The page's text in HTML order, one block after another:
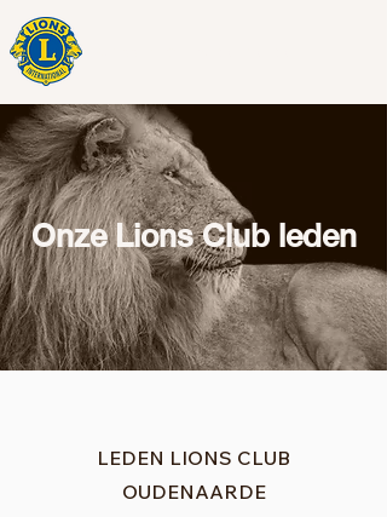
Onze Lions Club leden
LEDEN LIONS CLUB
OUDENAARDE